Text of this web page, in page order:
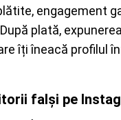
engagement
plată,
îți îneacă profilul
falși pe